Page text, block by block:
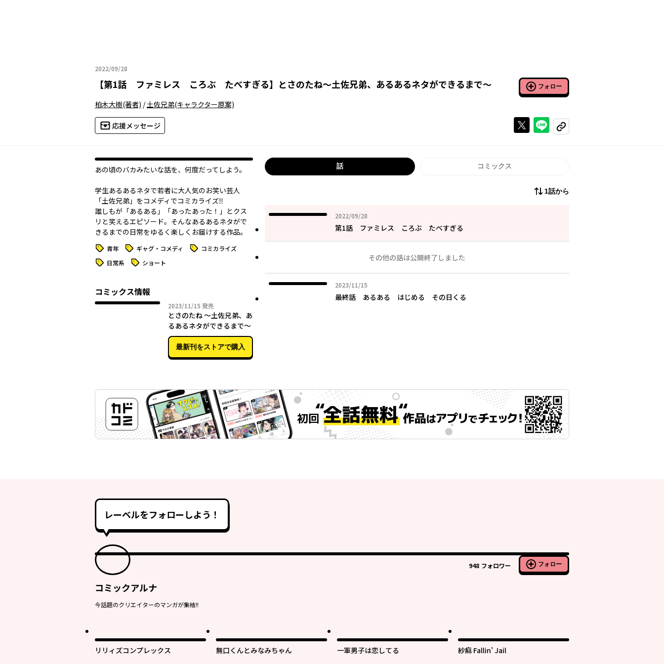
2022/09/28
2022年09月28日
【第1話 ファミレス ころぶ たべすぎる】 とさのたね～土佐兄弟、あるあるネタができるまで～ フォロー
柏木大樹(著者) /土佐兄弟(キャラクター原案)
応援メッセージ Xで投稿するラインでシェアする
コピーする
あの頃のバカみたいな話を、何度だってしよう。
学生あるあるネタで若者に大人気のお笑い芸人
「土佐兄弟」をコメディでコミカライズ‼
誰しもが「あるある」「あったあった！」とクス
リと笑えるエピソード。そんなあるあるネタがで
きるまでの日常をゆるく楽しくお届けする作品。
タグ 青年 タグ ギャグ・コメディ タグ コミカライズ
タグ 日常系 タグ ショート
コミックス情報
2023/11/15 2023年11月15日
発売
とさのたね ～土佐兄弟、あ
るあるネタができるまで～
最新刊をストアで購入
話 コミックス
1話から
2022/09/28
2022年09月28日
第1話 ファミレス ころぶ たべすぎる
その他の話は公開終了しました
2023/11/15
2023年11月15日
最終話 あるある はじめる その日くる
レーベルをフォローしよう！
948 フォロワー フォロー
コミックアルナ
今話題のクリエイターのマンガが集結!!
リリィズコンプレックス 無口くんとみなみちゃん 一軍男子は恋してる 紗痲 Fallin' Jail